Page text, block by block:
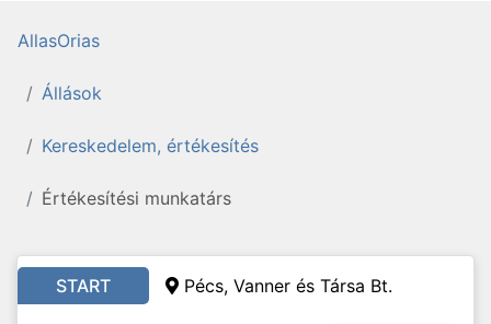
AllasOrias
Állások
Kereskedelem, értékesítés
Értékesítési munkatárs
START Pécs, Vanner és Társa Bt.